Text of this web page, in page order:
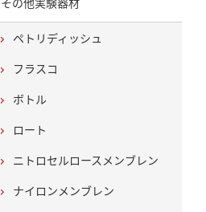
ペトリディッシュ
フラスコ
ボトル
ロート
ニトロセルロースメンブレン
ナイロンメンブレン